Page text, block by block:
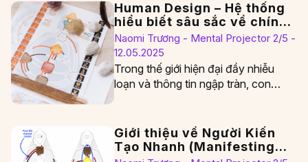
Human Design – Hệ thống
hiểu biết sâu sắc về chính
mình
Naomi Trương - Mental Projector 2/5 -
12.05.2025
Trong thế giới hiện đại đầy nhiễu
loạn và thông tin ngập tràn, con
người ngày càng khao khát được…
Giới thiệu về Người Kiến
Tạo Nhanh (Manifesting